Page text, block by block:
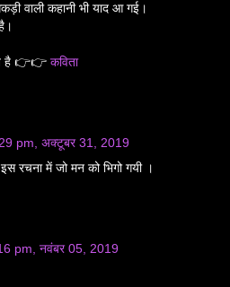
वाली कहानी भी याद आ गई।
है 👉👉 कविता
pm, अक्टूबर 31, 2019
इस रचना में जो मन को भिगो गयी ।
pm, नवंबर 05, 2019